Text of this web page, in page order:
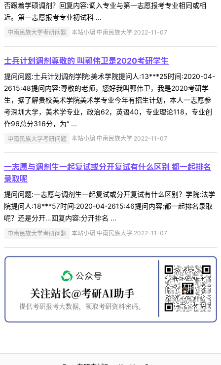
否跟着学硕调剂？回复内容:调入专业与第一志愿报考专业相同或相
近。第一志愿报考专业初试科 ...
中南民族大学考研问题 本站小编 中南民族大学 2022-11-07
士兵计划调剂尊敬的 叫郭伟卫是2020考研学生
提问问题:士兵计划调剂学院:美术学院提问人:13***25时间:2020-04-
2615:48提问内容:尊敬的老师，您好我叫郭伟卫，我是2020考研学
生，据了解贵校美术学院美术学专业今年有招生计划，本人一志愿参
考深圳大学，美术学专业，政治62，英语40，专业理论118，专业创
作96总分316分，为“ ...
中南民族大学考研问题 本站小编 中南民族大学 2022-11-07
一志愿与调剂生一起复试或分开复试有什么区别 都一起排名
录取呢
提问问题:一志愿与调剂生一起复试或分开复试有什么区别？学院:法学
院提问人:18***57时间:2020-04-2615:46提问内容:都一起排名录取
呢？还是分开…回复内容:分开排名 ...
中南民族大学考研问题 本站小编 中南民族大学 2022-11-07